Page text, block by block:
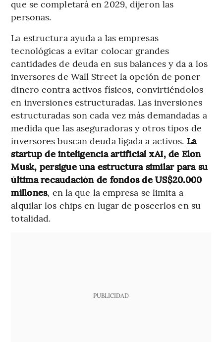
que se completará en 2029, dijeron las
personas.
La estructura ayuda a las empresas
tecnológicas a evitar colocar grandes
cantidades de deuda en sus balances y da a los
inversores de Wall Street la opción de poner
dinero contra activos físicos, convirtiéndolos
en inversiones estructuradas. Las inversiones
estructuradas son cada vez más demandadas a
medida que las aseguradoras y otros tipos de
inversores buscan deuda ligada a activos. La
startup de inteligencia artificial xAI, de Elon
Musk, persigue una estructura similar para su
última recaudación de fondos de US$20.000
millones, en la que la empresa se limita a
alquilar los chips en lugar de poseerlos en su
totalidad.
PUBLICIDAD